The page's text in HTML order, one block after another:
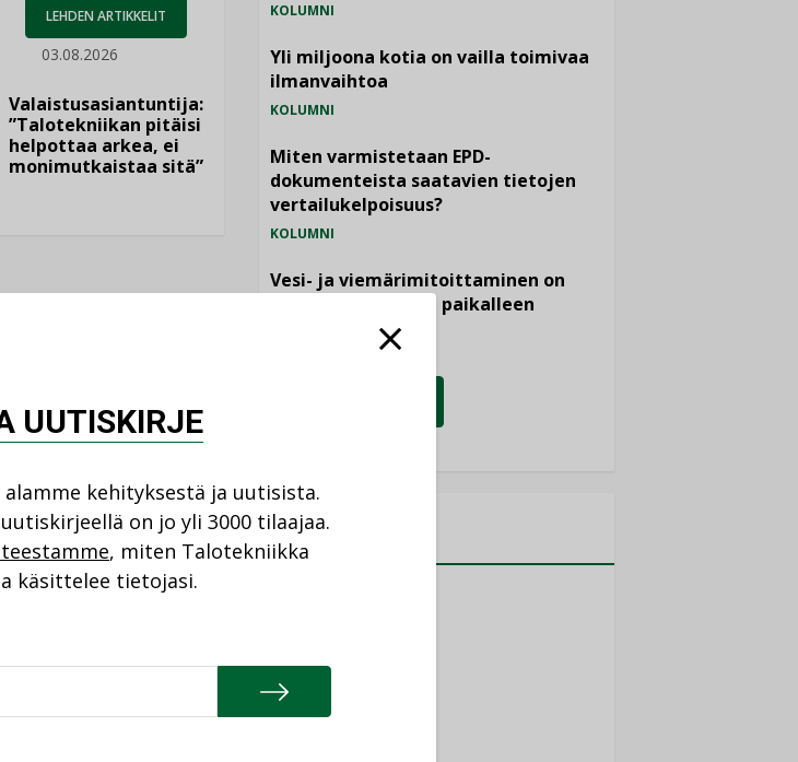
LEHDEN ARTIKKELIT
03.08.2026
Valaistusasiantuntija:
”Talotekniikan pitäisi
helpottaa arkea, ei
monimutkaistaa sitä”
KOLUMNI
Yli miljoona kotia on vailla toimivaa
ilmanvaihtoa
KOLUMNI
Miten varmistetaan EPD-
dokumenteista saatavien tietojen
vertailukelpoisuus?
KOLUMNI
Vesi- ja viemärimitoittaminen on
jämähtänyt ajassa paikalleen
NIMITYKSET
NIMITYKSET
UUTISKIRJE
kehityksestä ja uutisista.
on jo yli 3000 tilaajaa.
, miten Talotekniikka
käsittelee tietojasi.